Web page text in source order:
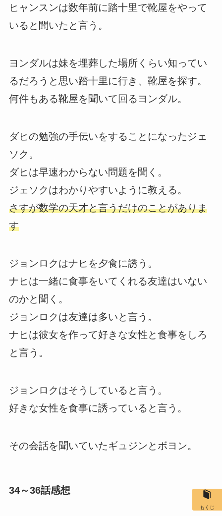
ヒャンスンは数年前に踏十里で靴屋をやって
いると聞いたと言う。
ヨンダルは妹を埋葬した場所くらい知ってい
るだろうと思い踏十里に行き、靴屋を探す。
何件もある靴屋を聞いて回るヨンダル。
ダヒの勉強の手伝いをすることになったジェ
ソク。
ダヒは早速わからない問題を聞く。
ジェソクはわかりやすいように教える。
さすが数学の天才と言うだけのことがありま
す
ジョンロクはナヒを夕食に誘う。
ナヒは一緒に食事をいてくれる友達はいない
のかと聞く。
ジョンロクは友達は多いと言う。
ナヒは彼女を作って好きな女性と食事をしろ
と言う。
ジョンロクはそうしていると言う。
好きな女性を食事に誘っていると言う。
その会話を聞いていたギュジンとボヨン。
34～36話感想
もくじ